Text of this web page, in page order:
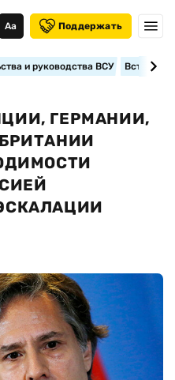
Аа Поддержать
и руководства ВСУ
ГЕРМАНИИ,